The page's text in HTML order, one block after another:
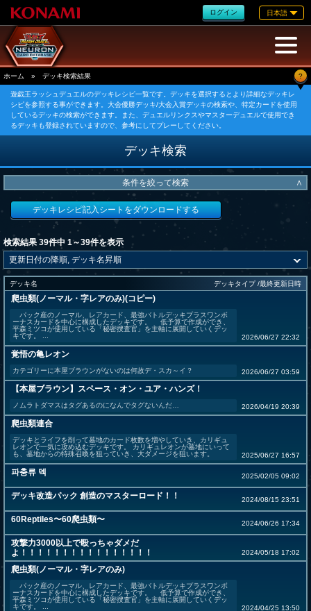
ログイン 日本語
ホーム » デッキ検索結果 ?
遊戯王ラッシュデュエルのデッキレシピ一覧です。デッキを選択するとより詳細なデッキレ
シピを参照する事ができます。大会優勝デッキ/大会入賞デッキの検索や、特定カードを使用
しているデッキの検索ができます。また、デュエルリンクスやマスターデュエルで使用でき
るデッキも登録されていますので、参考にしてプレーしてください。
デッキ検索
条件を絞って検索 ∧
デッキレシピ記入シートをダウンロードする
検索結果 39件中 1～39件を表示
デッキ名 デッキタイプ /最終更新日時
爬虫類(ノーマル・字レアのみ)(コピー)
パック産のノーマル、レアカード、最強バトルデッキプラスワンボ
ーナスカードを中心に構成したデッキです。 低予算で作成ができ、
平森ミツコが使用している「秘密捜査官」を主軸に展開していくデッ
キです。 ...
2026/06/27 22:32
覚悟の亀レオン
カテゴリーに本屋ブラウンがないのは何故デ・スカ～イ？ 2026/06/27 03:59
【本屋ブラウン】スペース・オン・ユア・ハンズ！
ノムラトダマスはタグあるのになんでタグないんだ… 2026/04/19 20:39
爬虫類連合
デッキとライフを削って墓地のカード枚数を増やしていき、カリギュ
レオンで一気に攻め込むデッキです。 カリギュレオンが墓地にいって
も、墓地からの特殊召喚を狙っていき、大ダメージを狙います。
2025/06/27 16:57
파충류 덱 2025/02/05 09:02
デッキ改造パック 創造のマスターロード！！ 2024/08/15 23:51
60Reptiles〜60爬虫類〜 2024/06/26 17:34
攻撃力3000以上で殴っちゃダメだ
よ！！！！！！！！！！！！！！！！
2024/05/18 17:02
爬虫類(ノーマル・字レアのみ)
パック産のノーマル、レアカード、最強バトルデッキプラスワンボ
ーナスカードを中心に構成したデッキです。 低予算で作成ができ、
平森ミツコが使用している「秘密捜査官」を主軸に展開していくデッ
キです。 ...
2024/04/25 13:50